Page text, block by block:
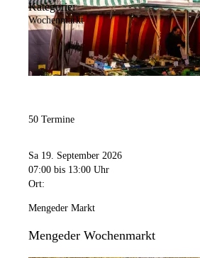
Kategorie:
Wochenmarkt
50 Termine
Sa 19. September 2026
07:00 bis 13:00 Uhr
Ort:
Mengeder Markt
Mengeder Wochenmarkt